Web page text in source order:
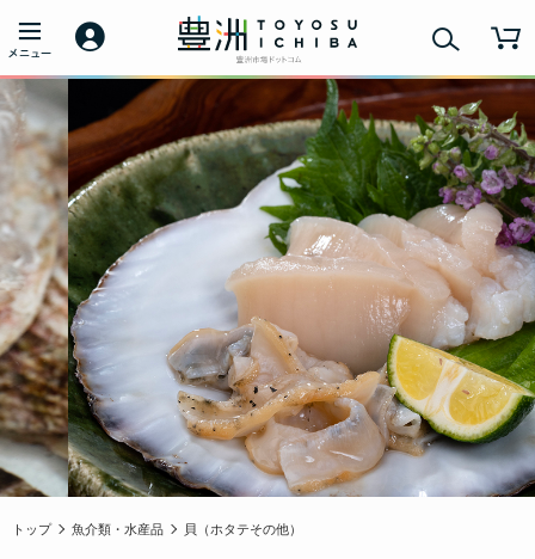
トップ 魚介類・水産品 貝（ホタテその他）